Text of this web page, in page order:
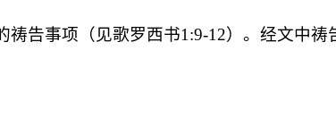
祷告事项（见歌罗西书1:9-12）。经文中祷